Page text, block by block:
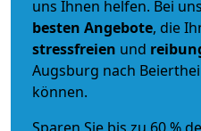
uns Ihnen helfen. Bei
besten Angebote, die
stressfreien und
Augsburg nach
können.